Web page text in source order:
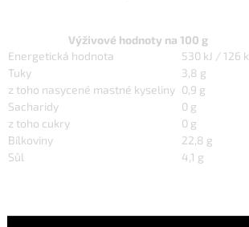
Výživové hodnoty na 100 g
Energetická hodnota
530 kJ / 126
Tuky
3,8 g
z toho nasycené mastné kyseliny 0,9 g
Sacharidy
0 g
z toho cukry
0 g
Bílkoviny
22,8 g
Sůl
4,1 g